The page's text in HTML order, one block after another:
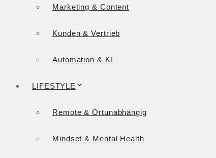
Marketing & Content
Kunden & Vertrieb
Automation & KI
LIFESTYLE
Remote & Ortunabhängig
Mindset & Mental Health